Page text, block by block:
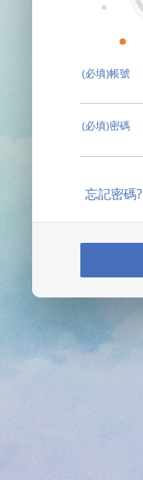
(必填)帳號
(必填)密碼
忘記密碼?